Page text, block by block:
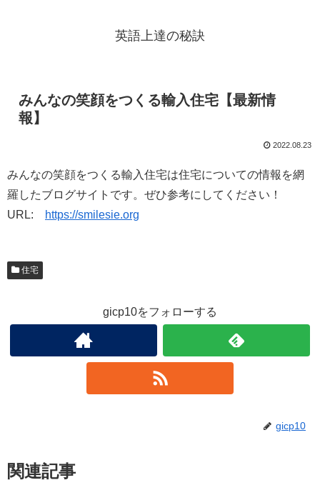
英語上達の秘訣
みんなの笑顔をつくる輸入住宅【最新情
報】
2022.08.23
みんなの笑顔をつくる輸入住宅は住宅についての情報を網
羅したブログサイトです。ぜひ参考にしてください！
URL:
https://smilesie.org
住宅
gicp10をフォローする
gicp10
関連記事